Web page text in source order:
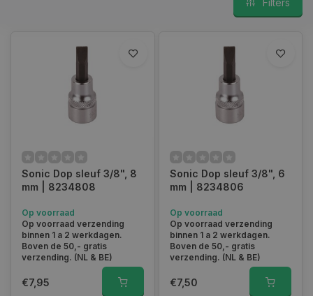
Sonic Dop sleuf 3/8", 8
mm | 8234808
Op voorraad
Op voorraad verzending
binnen 1 a 2 werkdagen.
Boven de 50,- gratis
verzending. (NL & BE)
€7,95
Sonic Dop sleuf 3/8", 6
mm | 8234806
Op voorraad
Op voorraad verzending
binnen 1 a 2 werkdagen.
Boven de 50,- gratis
verzending. (NL & BE)
€7,50